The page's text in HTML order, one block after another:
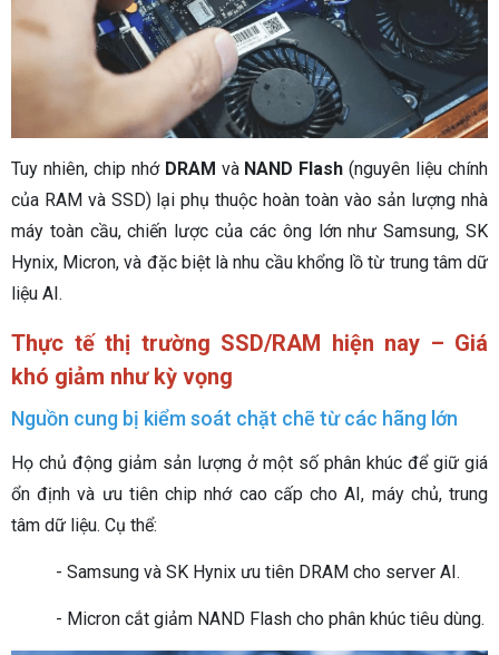
Tuy nhiên, chip nhớ DRAM và NAND Flash (nguyên liệu chính
của RAM và SSD) lại phụ thuộc hoàn toàn vào sản lượng nhà
máy toàn cầu, chiến lược của các ông lớn như Samsung, SK
Hynix, Micron, và đặc biệt là nhu cầu khổng lồ từ trung tâm dữ
liệu AI.
Thực tế thị trường SSD/RAM hiện nay – Giá
khó giảm như kỳ vọng
Nguồn cung bị kiểm soát chặt chẽ từ các hãng lớn
Họ chủ động giảm sản lượng ở một số phân khúc để giữ giá
ổn định và ưu tiên chip nhớ cao cấp cho AI, máy chủ, trung
tâm dữ liệu. Cụ thể:
- Samsung và SK Hynix ưu tiên DRAM cho server AI.
- Micron cắt giảm NAND Flash cho phân khúc tiêu dùng.